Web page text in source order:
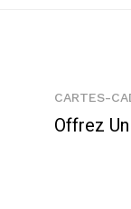
CARTES-
Offrez